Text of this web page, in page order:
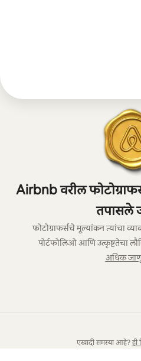
Airbnb वरील
तपासले
फोटोग्राफर्सचे मूल्यांकन त्यांचा
पोर्टफोलिओ आणि उत्कृष्टतेचा
अधिक
एखादी समस्या आहे? ही